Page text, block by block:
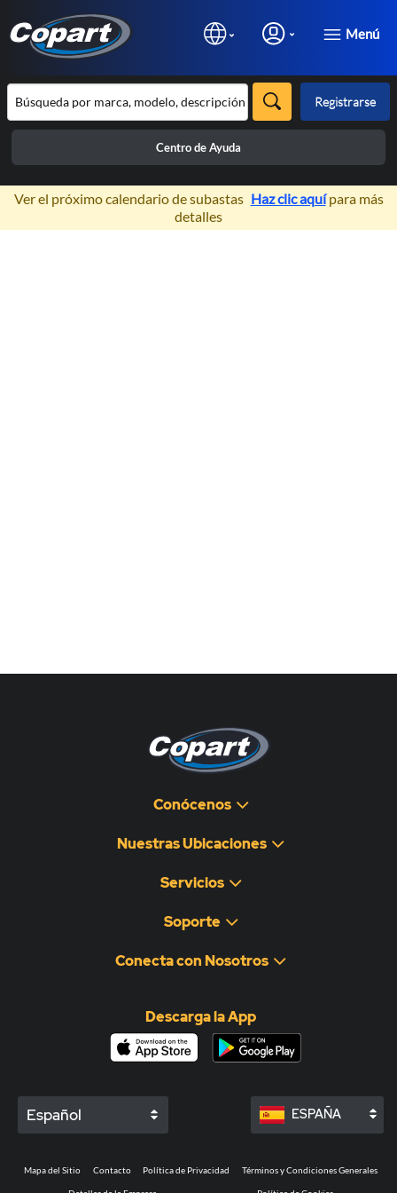
Menú
Registrarse
Centro de Ayuda
×
Ver el próximo calendario de subastas Haz clic aquípara más
detalles
Conócenos
Nuestras Ubicaciones
Servicios
Soporte
Conecta con Nosotros
Descarga la App
Español ESPAÑA
Mapa del Sitio Contacto Política de Privacidad Términos y Condiciones Generales